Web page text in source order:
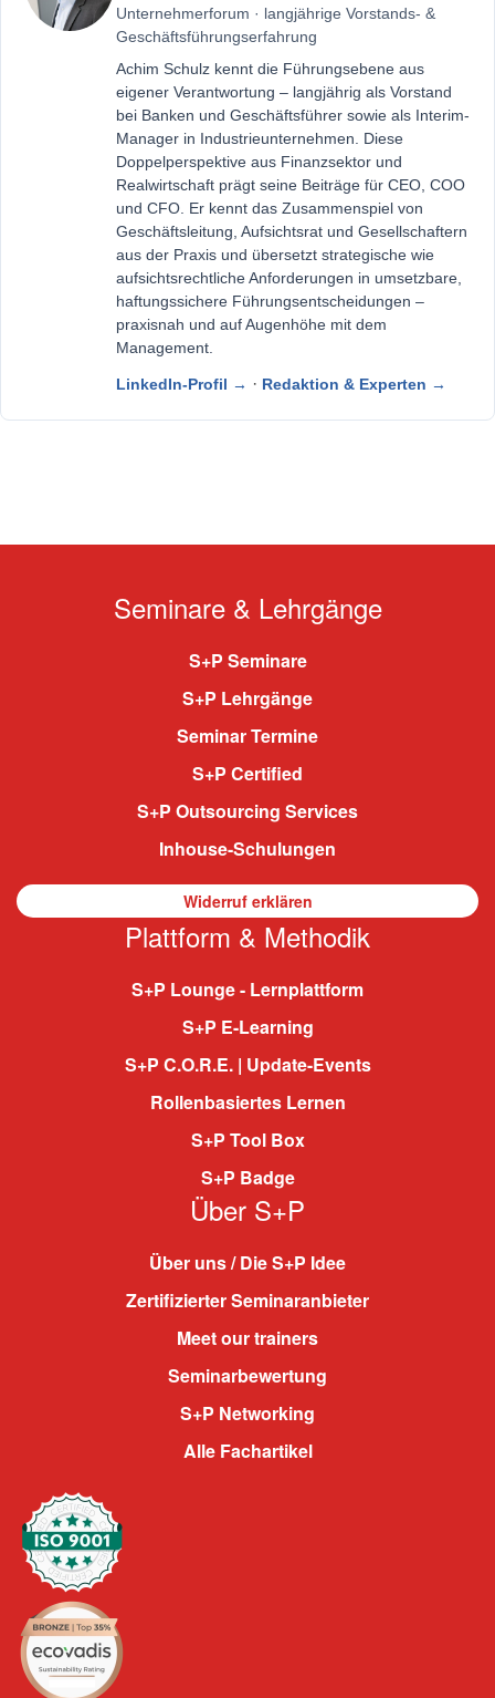
Unternehmerforum · langjährige Vorstands- &
Geschäftsführungserfahrung
Achim Schulz kennt die Führungsebene aus
eigener Verantwortung – langjährig als Vorstand
bei Banken und Geschäftsführer sowie als Interim-
Manager in Industrieunternehmen. Diese
Doppelperspektive aus Finanzsektor und
Realwirtschaft prägt seine Beiträge für CEO, COO
und CFO. Er kennt das Zusammenspiel von
Geschäftsleitung, Aufsichtsrat und Gesellschaftern
aus der Praxis und übersetzt strategische wie
aufsichtsrechtliche Anforderungen in umsetzbare,
haftungssichere Führungsentscheidungen –
praxisnah und auf Augenhöhe mit dem
Management.
LinkedIn-Profil → · Redaktion & Experten →
Seminare & Lehrgänge
S+P Seminare
S+P Lehrgänge
Seminar Termine
S+P Certified
S+P Outsourcing Services
Inhouse-Schulungen
Widerruf erklären
Plattform & Methodik
S+P Lounge - Lernplattform
S+P E-Learning
S+P C.O.R.E. | Update-Events
Rollenbasiertes Lernen
S+P Tool Box
S+P Badge
Über S+P
Über uns / Die S+P Idee
Zertifizierter Seminaranbieter
Meet our trainers
Seminarbewertung
S+P Networking
Alle Fachartikel